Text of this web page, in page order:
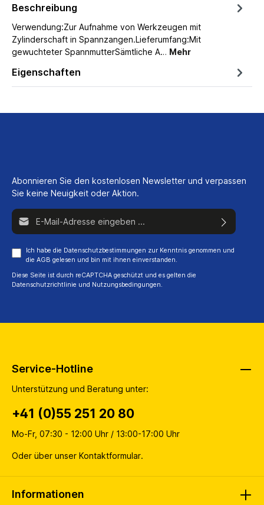
Beschreibung
Verwendung:Zur Aufnahme von Werkzeugen mit
Zylinderschaft in Spannzangen.Lieferumfang:Mit
gewuchteter SpannmutterSämtliche A… Mehr
Eigenschaften
Abonnieren Sie den kostenlosen Newsletter und verpassen
Sie keine Neuigkeit oder Aktion.
E-Mail-Adresse*
Ich habe die Datenschutzbestimmungen zur Kenntnis genommen und
die AGB gelesen und bin mit ihnen einverstanden.
Diese Seite ist durch reCAPTCHA geschützt und es gelten die
Datenschutzrichtlinie und Nutzungsbedingungen
Service-Hotline
Unterstützung und Beratung unter:
+41 (0)55 251 20 80
Mo-Fr, 07:30 - 12:00 Uhr / 13:00-17:00 Uhr
Oder über unser Kontaktformular.
Informationen